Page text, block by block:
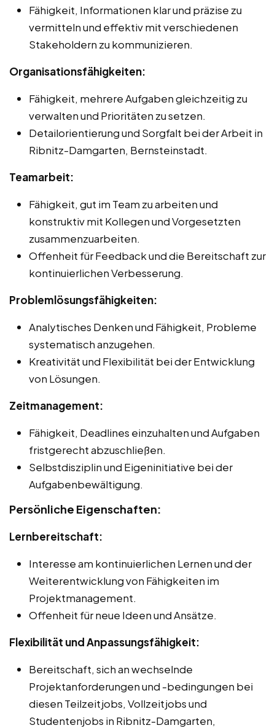
Fähigkeit, Informationen klar und präzise zu
vermitteln und effektiv mit verschiedenen
Stakeholdern zu kommunizieren.
Organisationsfähigkeiten:
Fähigkeit, mehrere Aufgaben gleichzeitig zu
verwalten und Prioritäten zu setzen.
Detailorientierung und Sorgfalt bei der Arbeit in
Ribnitz-Damgarten, Bernsteinstadt.
Teamarbeit:
Fähigkeit, gut im Team zu arbeiten und
konstruktiv mit Kollegen und Vorgesetzten
zusammenzuarbeiten.
Offenheit für Feedback und die Bereitschaft zur
kontinuierlichen Verbesserung.
Problemlösungsfähigkeiten:
Analytisches Denken und Fähigkeit, Probleme
systematisch anzugehen.
Kreativität und Flexibilität bei der Entwicklung
von Lösungen.
Zeitmanagement:
Fähigkeit, Deadlines einzuhalten und Aufgaben
fristgerecht abzuschließen.
Selbstdisziplin und Eigeninitiative bei der
Aufgabenbewältigung.
Persönliche Eigenschaften:
Lernbereitschaft:
Interesse am kontinuierlichen Lernen und der
Weiterentwicklung von Fähigkeiten im
Projektmanagement.
Offenheit für neue Ideen und Ansätze.
Flexibilität und Anpassungsfähigkeit:
Bereitschaft, sich an wechselnde
Projektanforderungen und -bedingungen bei
diesen Teilzeitjobs, Vollzeitjobs und
Studentenjobs in Ribnitz-Damgarten,